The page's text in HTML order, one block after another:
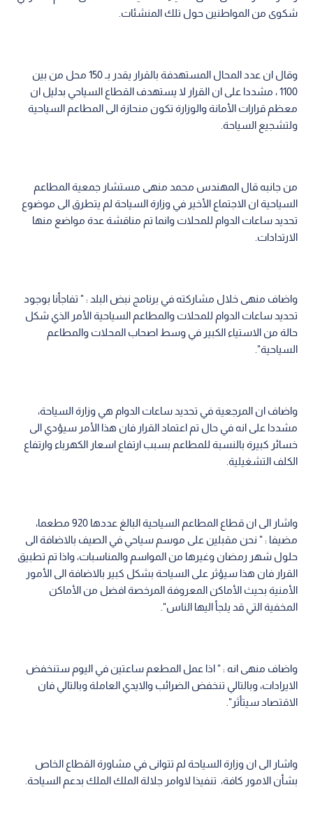
شكوى من المواطنين حول تلك المنشئات.
وقال ان عدد المحال المستهدفة بالقرار يقدر بـ 150 محل من بين
1100 ، مشددا على ان القرار لا يستهدف القطاع السياحي بدليل ان
معظم قرارات الأمانة والوزارة تكون منحازة الى المطاعم السياحية
ولتشجيع السياحة.
من جانبه قال المهندس محمد منهى مستشار جمعية المطاعم
السياحية ان الاجتماع الأخير في وزارة السياحة لم يتطرق الى موضوع
تحديد ساعات الدوام للمحلات وانما تم مناقشة عدة مواضع منها
الارتدادات.
واضاف منهى خلال مشاركته في برنامج نبض البلد : " تفاجأنا بوجود
تحديد ساعات الدوام للمحلات والمطاعم السياحية الأمر الذي شكل
حالة من الاستياء الكبير في وسط اصحاب المحلات والمطاعم
السياحية".
واضاف ان المرجعية في تحديد ساعات الدوام هي وزارة السياحة،
مشددا على انه في حال تم اعتماد القرار فان هذا الأمر سيؤدي الى
خسائر كبيرة بالنسبة للمطاعم بسبب ارتفاع اسعار الكهرباء وارتفاع
الكلف التشغيلية.
واشار الى ان قطاع المطاعم السياحية البالغ عددها 920 مطعما،
مضيفا : " نحن مقبلين على موسم سياحي في الصيف بالاضافة الى
حلول شهر رمضان وغيرها من المواسم والمناسبات، واذا تم تطبيق
القرار فان هذا سيؤثر على السياحة بشكل كبير بالاضافة الى الأمور
الأمنية بحيث الأماكن المعروفة المرخصة افضل من الأماكن
المخفية التي قد يلجأ اليها الناس".
واضاف منهى انه : " اذا عمل المطعم ساعتين في اليوم ستنخفض
الايرادات، وبالتالي تنخفض الضرائب والايدي العاملة وبالتالي فان
الاقتصاد سيتأثر".
واشار الى ان وزارة السياحة لم تتوانى في مشاورة القطاع الخاص
بشأن الامور كافة، تنفيذا لاوامر جلالة الملك الملك بدعم السياحة.